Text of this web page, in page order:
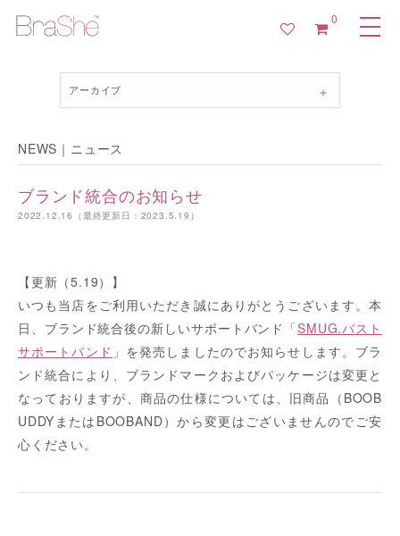
0
アーカイブ
NEWS｜ニュース
ブランド統合のお知らせ
2022.12.16（最終更新日：2023.5.19）
【更新（5.19）】
いつも当店をご利用いただき誠にありがとうございます。本
日、ブランド統合後の新しいサポートバンド「SMUG.バスト
サポートバンド 」を発売しましたのでお知らせします。ブラ
ンド統合により、ブランドマークおよびパッケージは変更と
なっておりますが、商品の仕様については、旧商品（BOOB
UDDYまたはBOOBAND）から変更はございませんのでご安
心ください。